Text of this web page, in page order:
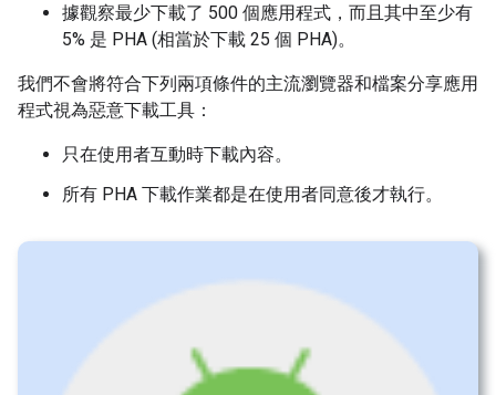
據觀察最少下載了 500 個應用程式，而且其中至少有
5% 是 PHA (相當於下載 25 個 PHA)。
我們不會將符合下列兩項條件的主流瀏覽器和檔案分享應用
程式視為惡意下載工具：
只在使用者互動時下載內容。
所有 PHA 下載作業都是在使用者同意後才執行。